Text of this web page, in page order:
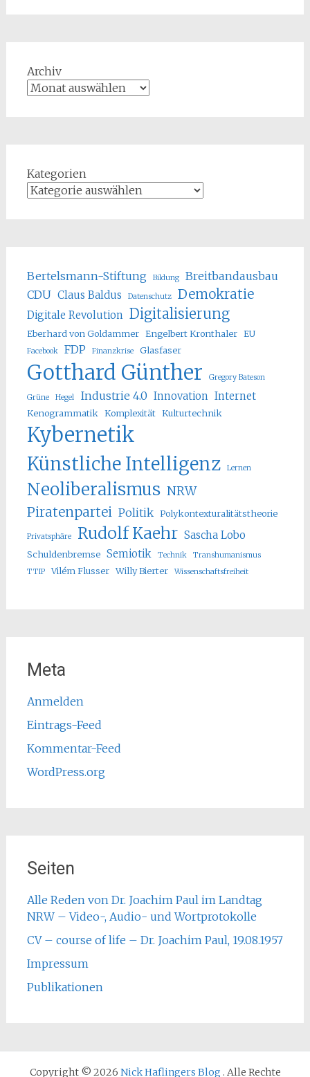
Archiv
Kategorien
Bertelsmann-Stiftung Bildung
Breitbandausbau
CDU Claus Baldus Datenschutz Demokratie
Digitale Revolution Digitalisierung
Eberhard von Goldammer Engelbert Kronthaler EU
Facebook FDP Finanzkrise Glasfaser
Gotthard Günther Gregory Bateson
Grüne Hegel Industrie 4.0 Innovation Internet
Kenogrammatik Komplexität Kulturtechnik
Kybernetik
Künstliche Intelligenz Lernen
Neoliberalismus NRW
Piratenpartei Politik Polykontexturalitätstheorie
Privatsphäre Rudolf Kaehr Sascha Lobo
Schuldenbremse Semiotik Technik
Transhumanismus
TTIP
Vilém Flusser Willy Bierter Wissenschaftsfreiheit
Meta
Anmelden
Eintrags-Feed
Kommentar-Feed
WordPress.org
Seiten
Alle Reden von Dr. Joachim Paul im Landtag
NRW – Video-, Audio- und Wortprotokolle
CV – course of life – Dr. Joachim Paul, 19.08.1957
Impressum
Publikationen
Copyright © 2026 Nick Haflingers Blog . Alle Rechte